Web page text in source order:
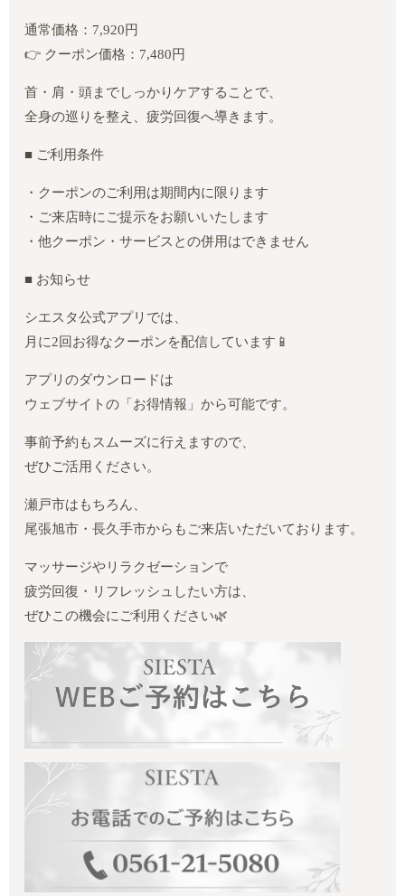
通常価格：7,920円
👉 クーポン価格：7,480円
首・肩・頭までしっかりケアすることで、
全身の巡りを整え、疲労回復へ導きます。
■ ご利用条件
・クーポンのご利用は期間内に限ります
・ご来店時にご提示をお願いいたします
・他クーポン・サービスとの併用はできません
■ お知らせ
シエスタ公式アプリでは、
月に2回お得なクーポンを配信しています📱
アプリのダウンロードは
ウェブサイトの「お得情報」から可能です。
事前予約もスムーズに行えますので、
ぜひご活用ください。
瀬戸市はもちろん、
尾張旭市・長久手市からもご来店いただいております。
マッサージやリラクゼーションで
疲労回復・リフレッシュしたい方は、
ぜひこの機会にご利用ください🌿